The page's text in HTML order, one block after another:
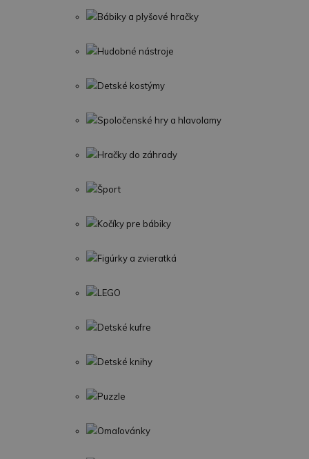
Bábiky a plyšové hračky
Hudobné nástroje
Detské kostýmy
Spoločenské hry a hlavolamy
Hračky do záhrady
Šport
Kočíky pre bábiky
Figúrky a zvieratká
LEGO
Detské kufre
Detské knihy
Puzzle
Omaľovánky